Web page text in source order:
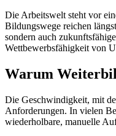
Die Arbeitswelt steht vor
Bildungswege reichen
sondern auch
Wettbewerbsfähigkeit von
Warum
Die Geschwindigkeit, mit
Anforderungen. In vielen
wiederholbare, manuelle